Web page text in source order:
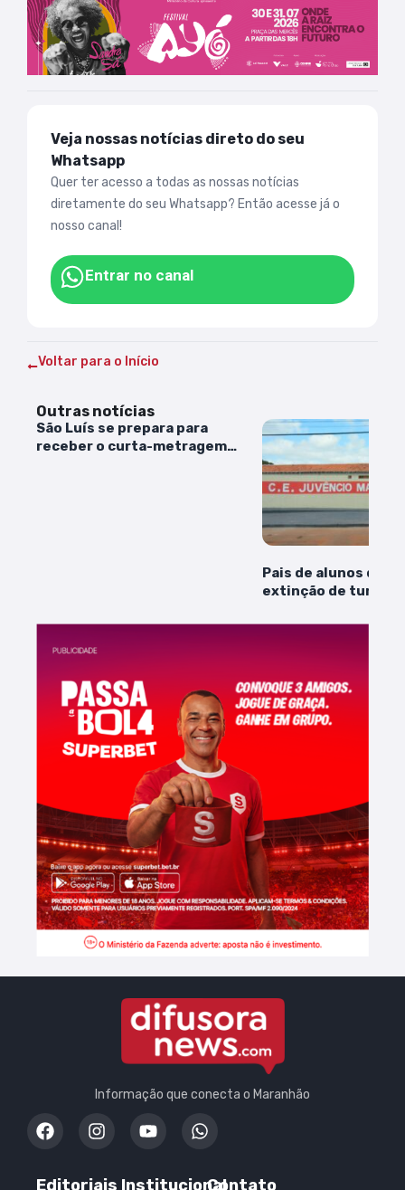
Veja nossas notícias direto do seu
Whatsapp
Quer ter acesso a todas as nossas notícias
diretamente do seu Whatsapp? Então acesse já o
nosso canal!
Entrar no canal
Voltar para o Início
Outras notícias
São Luís se prepara para
receber o curta-metragem
Pais de alunos
extinção de turma
Informação que conecta o Maranhão
Editoriais InstitucionalContato